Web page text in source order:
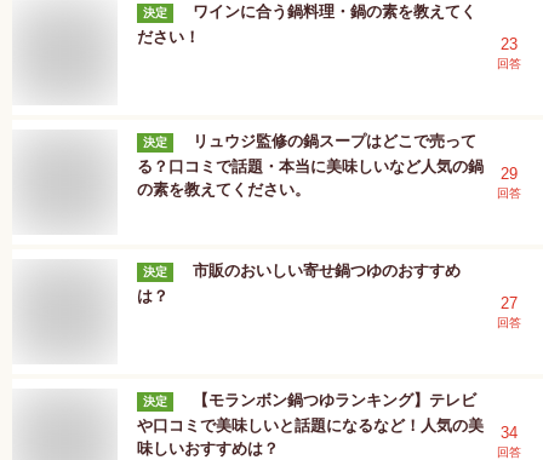
決定
ワインに合う鍋料理・鍋の素を教えてく
ださい！
23
回答
決定
リュウジ監修の鍋スープはどこで売って
る？口コミで話題・本当に美味しいなど人気の鍋
の素を教えてください。
29
回答
決定
市販のおいしい寄せ鍋つゆのおすすめ
は？
27
回答
決定
【モランボン鍋つゆランキング】テレビ
や口コミで美味しいと話題になるなど！人気の美
味しいおすすめは？
34
回答